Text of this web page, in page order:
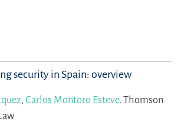
security in Spain: overview
, Carlos Montoro Esteve. Thomson